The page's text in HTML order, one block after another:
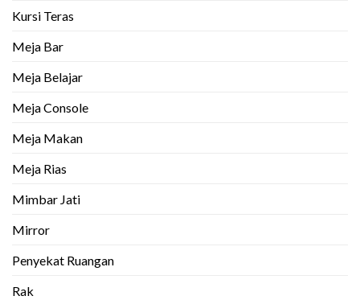
Kursi Teras
Meja Bar
Meja Belajar
Meja Console
Meja Makan
Meja Rias
Mimbar Jati
Mirror
Penyekat Ruangan
Rak